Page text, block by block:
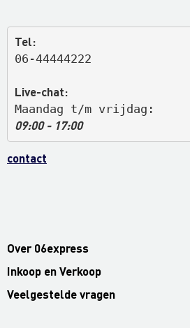
Tel:
06-44444222
Live-chat:
Maandag t/m vrijdag:
09:00 - 17:00
contact
Over 06express
Inkoop en Verkoop
Veelgestelde vragen